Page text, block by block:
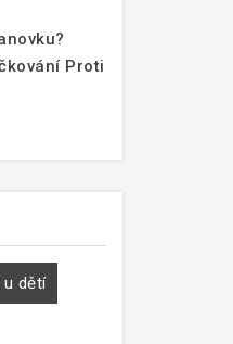
Proti
u dětí